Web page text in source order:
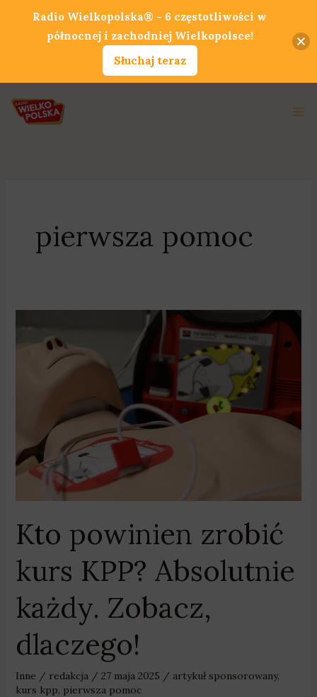
pierwsza pomoc
Kto powinien zrobić
kurs KPP? Absolutnie
każdy. Zobacz,
dlaczego!
Inne / redakcja / 27 maja 2025 / artykuł sponsorowany,
kurs kpp, pierwsza pomoc
powinien
Zobacz,
dlaczego!
Radio Wielkopolska® - 6 częstotliwości w
północnej i zachodniej Wielkopolsce!
Słuchaj teraz